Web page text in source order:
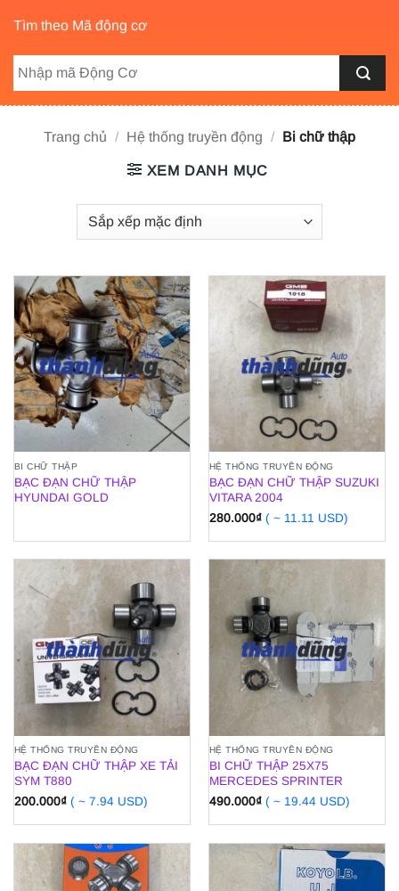
Tìm theo Mã động cơ
Trang chủ / Hệ thống truyền động / Bi chữ thập
XEM DANH MỤC
BI CHỮ THẬP
BẠC ĐẠN CHỮ THẬP
HYUNDAI GOLD
HỆ THỐNG TRUYỀN ĐỘNG
BẠC ĐẠN CHỮ THẬP SUZUKI
VITARA 2004
280.000₫ ( ~ 11.11 USD)
HỆ THỐNG TRUYỀN ĐỘNG
BẠC ĐẠN CHỮ THẬP XE TẢI
SYM T880
200.000₫ ( ~ 7.94 USD)
HỆ THỐNG TRUYỀN ĐỘNG
BI CHỮ THẬP 25X75
MERCEDES SPRINTER
490.000₫ ( ~ 19.44 USD)